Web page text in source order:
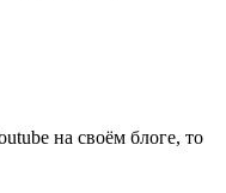
на своём блоге, то